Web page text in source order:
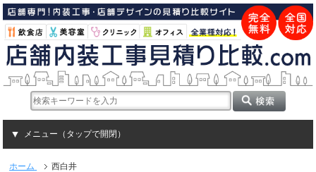
メニュー（タップで開閉）
ホーム 西白井